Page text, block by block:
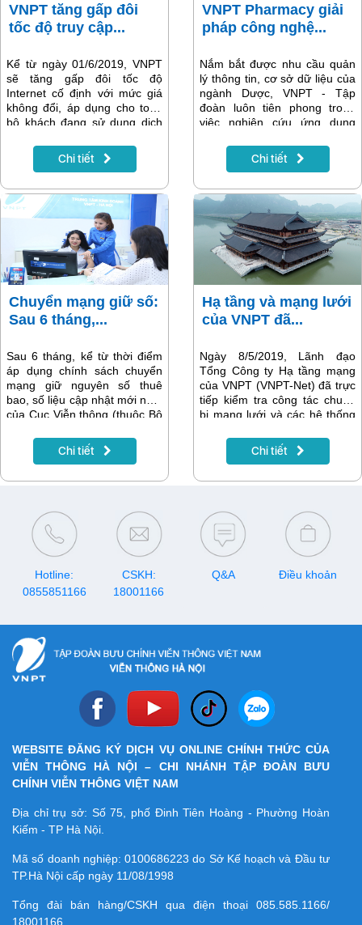
VNPT tăng gấp đôi
tốc độ truy cập...
Kể từ ngày 01/6/2019, VNPT
sẽ tăng gấp đôi tốc độ
Internet cố định với mức giá
không đổi, áp dụng cho toàn
bộ khách đang sử dụng dịch
trình nằm trong định hướng
tăng cường trải nghiệm dịch
lượng cao, bao gồm truyền
hình 4K(Ultra HD) cho khách
hàng, dựa trên hạ tầng
Internet của VNPT.
Chi tiết
VNPT Pharmacy giải
pháp công nghệ...
Nắm bắt được nhu cầu quản
lý thông tin, cơ sở dữ liệu của
ngành Dược, VNPT - Tập
đoàn luôn tiên phong trong
việc nghiên cứu ứng dụng
vụ Viễn thông - CNTT đã thiết
kế ra một sản phẩm dành
tên gọi VNPT Pharmacy. Ứng
dụng này ra đời nhằm đáp
ứng tối đa nhu cầu của quản
lý, tối ưu hóa hoạt động kinh
doanh của các nhà thuốc hiện
đại tại Việt Nam.
Chi tiết
Chuyển mạng giữ số:
Sau 6 tháng,...
Sau 6 tháng, kể từ thời điểm
áp dụng chính sách chuyển
mạng giữ nguyên số thuê
bao, số liệu cập nhật mới nhất
của Cục Viễn thông (thuộc Bộ
cho thấy, VinaPhone là nhà
mạng có lượng thuê bao
mạng có lượng khách hàng
đăng ký (mong muốn) chuyển
đến nhiều nhất... Vậy đâu là lý
do VinaPhone giữ được các
"chỉ số đẹp" này, dù chưa phải
là nhà mạng lớn nhất?
Chi tiết
Hạ tầng và mạng lưới
của VNPT đã...
Ngày 8/5/2019, Lãnh đạo
Tổng Công ty Hạ tầng mạng
của VNPT (VNPT-Net) đã trực
tiếp kiểm tra công tác chuẩn
bị mạng lưới và các hệ thống
đản Liên Hợp Quốc tại Việt
Nam (Vesak 2019) diễn ra ở
Chi tiết
Hotline:
0855851166
CSKH:
18001166
Q&A Điều khoản
WEBSITE ĐĂNG KÝ DỊCH VỤ ONLINE CHÍNH THỨC CỦA
VIỄN THÔNG HÀ NỘI – CHI NHÁNH TẬP ĐOÀN BƯU
CHÍNH VIỄN THÔNG VIỆT NAM
Địa chỉ trụ sở: Số 75, phố Đinh Tiên Hoàng - Phường Hoàn
Kiếm - TP Hà Nội.
Mã số doanh nghiệp:0100686223 do Sở Kế hoạch và Đầu tư
TP.Hà Nội cấp ngày 11/08/1998
Tổng đài bán hàng/CSKH qua điện thoại 085.585.1166/
18001166